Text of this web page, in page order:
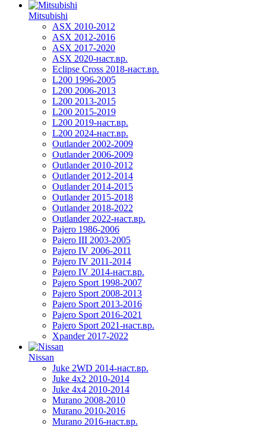
Mitsubishi
ASX 2010-2012
ASX 2012-2016
ASX 2017-2020
ASX 2020-наст.вр.
Eclipse Cross 2018-наст.вр.
L200 1996-2005
L200 2006-2013
L200 2013-2015
L200 2015-2019
L200 2019-наст.вр.
L200 2024-наст.вр.
Outlander 2002-2009
Outlander 2006-2009
Outlander 2010-2012
Outlander 2012-2014
Outlander 2014-2015
Outlander 2015-2018
Outlander 2018-2022
Outlander 2022-наст.вр.
Pajero 1986-2006
Pajero III 2003-2005
Pajero IV 2006-2011
Pajero IV 2011-2014
Pajero IV 2014-наст.вр.
Pajero Sport 1998-2007
Pajero Sport 2008-2013
Pajero Sport 2013-2016
Pajero Sport 2016-2021
Pajero Sport 2021-наст.вр.
Xpander 2017-2022
Nissan
Juke 2WD 2014-наст.вр.
Juke 4x2 2010-2014
Juke 4x4 2010-2014
Murano 2008-2010
Murano 2010-2016
Murano 2016-наст.вр.